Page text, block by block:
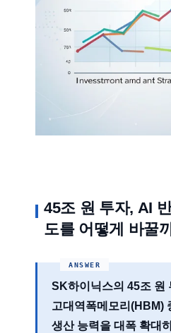
45조 원 투자, AI
도를 어떻게 바꿀
SK하이닉스의 45조 원
고대역폭메모리(HBM)
생산 능력을 대폭 확대